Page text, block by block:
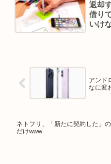
返却
借り
いけ
アンド
なに変
ネトフリ、「新たに契約した」
だけwww